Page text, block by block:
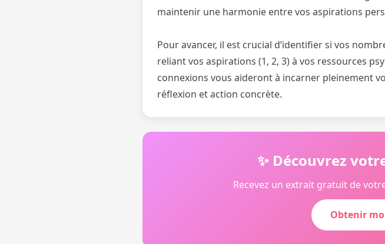
maintenir une harmonie entre vos aspirations
Pour avancer, il est crucial d’identifier si vos
reliant vos aspirations (1, 2, 3) à vos ressources
connexions vous aideront à incarner pleinement
réflexion et action concrète.
✨ Découvrez
Recevez un extrait gratuit de
Obtenir